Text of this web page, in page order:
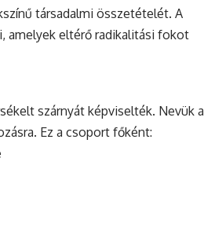
társadalmi összetételét. A
amelyek eltérő radikalitási fokot
szárnyát képviselték. Nevük a
Ez a csoport főként: